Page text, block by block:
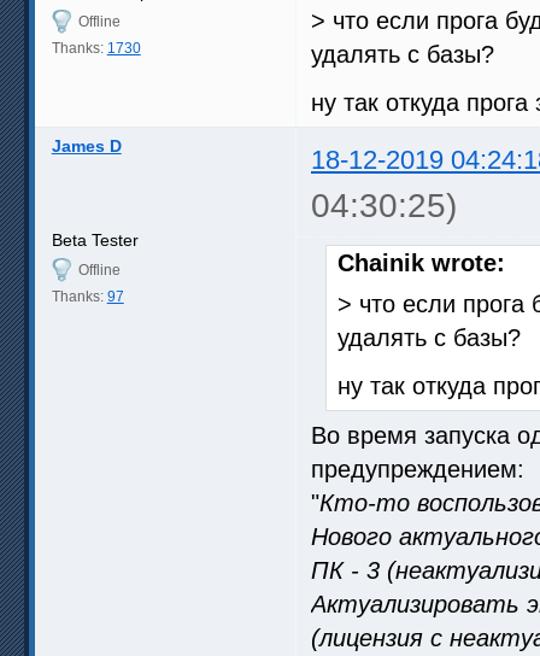
Offline
Thanks: 1730
> что если прога
удалять с базы?
ну так откуда
James D 18-12-2019
04:30:25)
Beta Tester
Offline
Thanks: 97
Chainik wrote:
> что если прога
удалять с базы?
ну так откуда
Во время запуска
предупреждением:
"Кто-то
Нового
ПК - 3
Актуализировать
(лицензия с